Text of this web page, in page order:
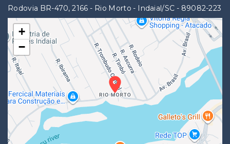
Rodovia BR-470, 2166 - Rio Morto - Indaial/SC - 89082-223
+
−